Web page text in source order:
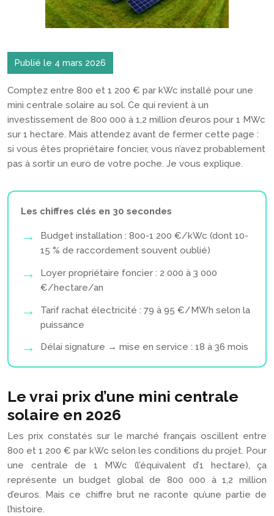
Publié le 4 mars 2026
Comptez entre 800 et 1 200 € par kWc installé pour une
mini centrale solaire au sol. Ce qui revient à un
investissement de 800 000 à 1,2 million d’euros pour 1 MWc
sur 1 hectare. Mais attendez avant de fermer cette page :
si vous êtes propriétaire foncier, vous n’avez probablement
pas à sortir un euro de votre poche. Je vous explique.
Les chiffres clés en 30 secondes
Budget installation : 800-1 200 €/kWc (dont 10-
15 % de raccordement souvent oublié)
Loyer propriétaire foncier : 2 000 à 3 000
€/hectare/an
Tarif rachat électricité : 79 à 95 €/MWh selon la
puissance
Délai signature → mise en service : 18 à 36 mois
Le vrai prix d’une mini centrale
solaire en 2026
Les prix constatés sur le marché français oscillent entre
800 et 1 200 € par kWc selon les conditions du projet. Pour
une centrale de 1 MWc (l’équivalent d’1 hectare), ça
représente un budget global de 800 000 à 1,2 million
d’euros. Mais ce chiffre brut ne raconte qu’une partie de
l’histoire.